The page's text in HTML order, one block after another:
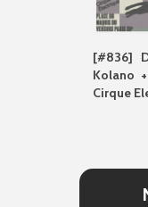
[#836]
Kolano
Cirque